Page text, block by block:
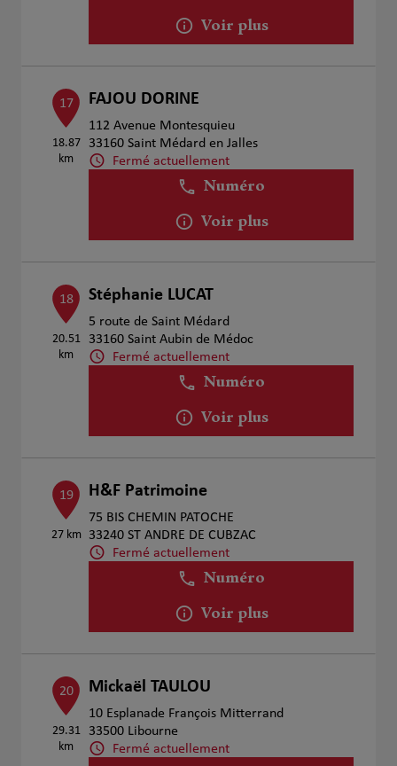
Voir plus
17
18.87
km
FAJOU DORINE
112 Avenue Montesquieu
33160 Saint Médard en Jalles
Fermé actuellement
Numéro
Voir plus
18
20.51
km
Stéphanie LUCAT
5 route de Saint Médard
33160 Saint Aubin de Médoc
Fermé actuellement
Numéro
Voir plus
19
27 km
H&F Patrimoine
75 BIS CHEMIN PATOCHE
33240 ST ANDRE DE CUBZAC
Fermé actuellement
Numéro
Voir plus
20
29.31
km
Mickaël TAULOU
10 Esplanade François Mitterrand
33500 Libourne
Fermé actuellement